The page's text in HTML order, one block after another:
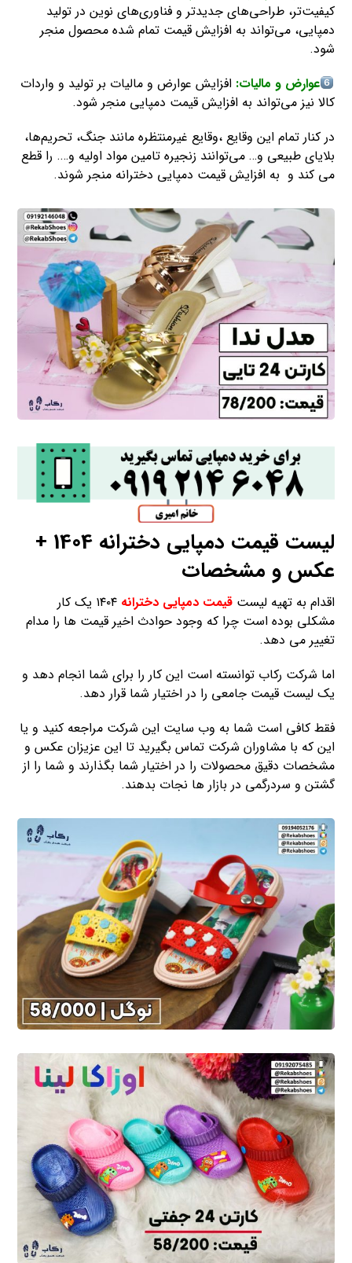
کیفیت‌تر، طراحی‌های جدیدتر و فناوری‌های نوین در تولید
دمپایی، می‌تواند به افزایش قیمت تمام شده محصول منجر
شود.
عوارض و مالیات: افزایش عوارض و مالیات بر تولید و واردات
کالا نیز می‌تواند به افزایش قیمت دمپایی منجر شود.
در کنار تمام این وقایع ،وقایع غیرمنتظره مانند جنگ، تحریم‌ها،
بلایای طبیعی و… می‌توانند زنجیره تامین مواد اولیه و…. را قطع
می کند و به افزایش قیمت دمپایی دخترانه منجر شوند.
لیست قیمت دمپایی دخترانه 1404 +
عکس و مشخصات
اقدام به تهیه لیستقیمت دمپایی دخترانه
۱۴۰۴ یک کار
مشکلی بوده است چرا که وجود حوادث اخیر قیمت ها را مدام
تغییر می دهد.
اما شرکت رکاب توانسته است این کار را برای شما انجام دهد و
یک لیست قیمت جامعی را در اختیار شما قرار دهد.
فقط کافی است شما به وب سایت این شرکت مراجعه کنید و یا
این که با مشاوران شرکت تماس بگیرید تا این عزیزان عکس و
مشخصات دقیق محصولات را در اختیار شما بگذارند و شما را از
گشتن و سردرگمی در بازار ها نجات بدهند.